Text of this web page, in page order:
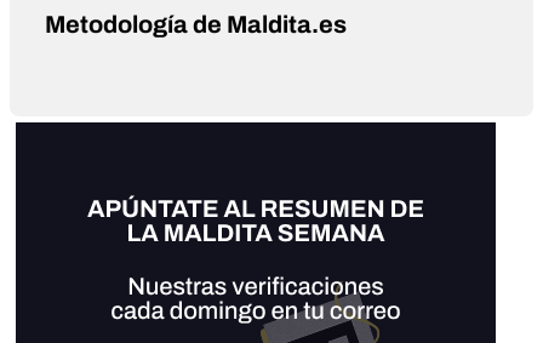
Metodología de Maldita.es